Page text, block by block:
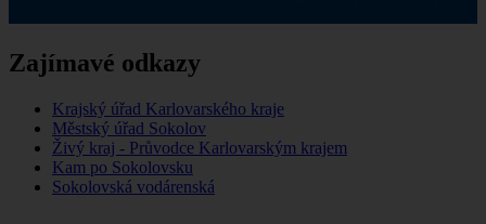
Zajímavé odkazy
Krajský úřad Karlovarského kraje
Městský úřad Sokolov
Živý kraj - Průvodce Karlovarským krajem
Kam po Sokolovsku
Sokolovská vodárenská